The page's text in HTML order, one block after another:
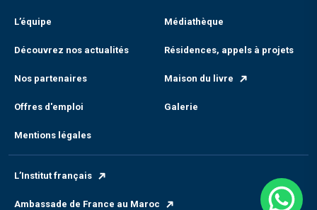
L’équipe Médiathèque
Découvrez nos actualités Résidences, appels à projets
Nos partenaires Maison du livre
Offres d'emploi Galerie
Mentions légales
L’Institut français
Ambassade de France au Maroc